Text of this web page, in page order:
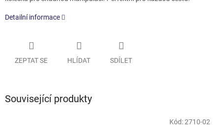
Detailní informace
ZEPTAT SE HLÍDAT SDÍLET
Související produkty
Kód:2710-02